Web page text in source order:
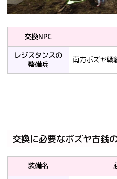
交換NPC
レジスタンスの
整備兵
南方ボズヤ
交換に必要なボズヤ古銭
装備名